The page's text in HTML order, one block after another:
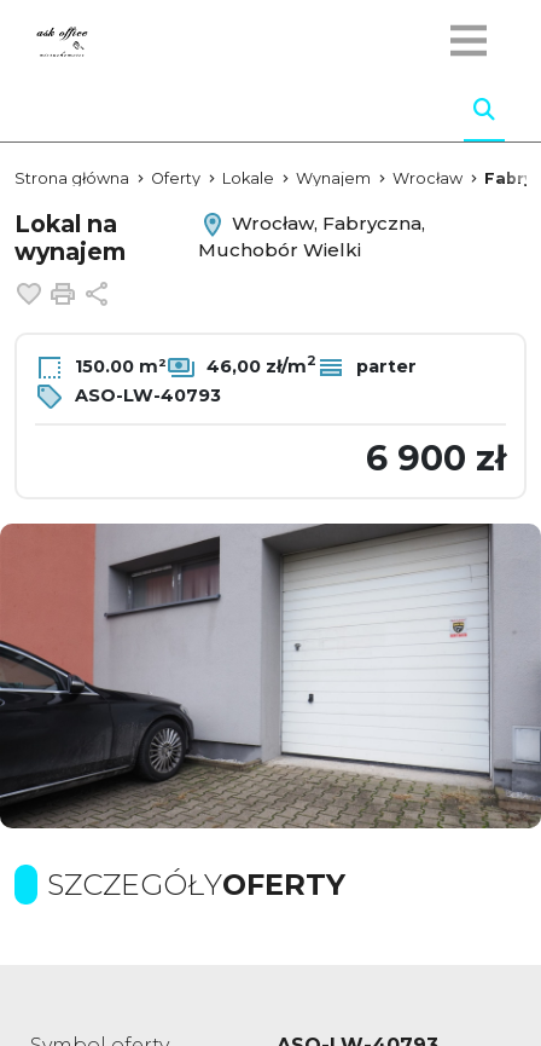
Strona główna Oferty Lokale Wynajem Wrocław
Lokal na
wynajem
Wrocław, Fabryczna,
Muchobór Wielki
Dodaj do ulubionych
Drukuj
150.00 m² 46,00 zł/m2
parter
ASO-LW-40793
6 900 zł
SZCZEGÓŁYOFERTY